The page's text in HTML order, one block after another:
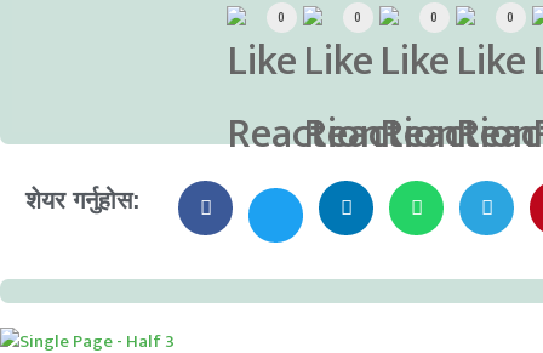
0 0 0 0
शेयर गर्नुहोस: